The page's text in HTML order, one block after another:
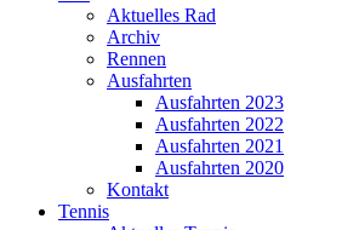
Aktuelles Rad
Archiv
Rennen
Ausfahrten
Ausfahrten 2023
Ausfahrten 2022
Ausfahrten 2021
Ausfahrten 2020
Kontakt
Tennis